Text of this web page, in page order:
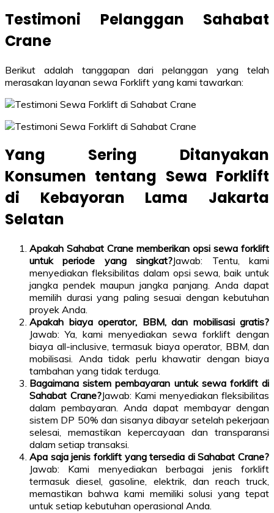
Testimoni Pelanggan Sahabat
Crane
Berikut adalah tanggapan dari pelanggan yang telah
merasakan layanan sewa Forklift yang kami tawarkan:
Yang Sering Ditanyakan
Konsumen tentang Sewa Forklift
di Kebayoran Lama Jakarta
Selatan
Apakah Sahabat Crane memberikan opsi sewa forklift
untuk periode yang singkat?Jawab: Tentu, kami
menyediakan fleksibilitas dalam opsi sewa, baik untuk
jangka pendek maupun jangka panjang. Anda dapat
memilih durasi yang paling sesuai dengan kebutuhan
proyek Anda.
Apakah biaya operator, BBM, dan mobilisasi gratis?
Jawab: Ya, kami menyediakan sewa forklift dengan
biaya all-inclusive, termasuk biaya operator, BBM, dan
mobilisasi. Anda tidak perlu khawatir dengan biaya
tambahan yang tidak terduga.
Bagaimana sistem pembayaran untuk sewa forklift di
Sahabat Crane?Jawab: Kami menyediakan fleksibilitas
dalam pembayaran. Anda dapat membayar dengan
sistem DP 50% dan sisanya dibayar setelah pekerjaan
selesai, memastikan kepercayaan dan transparansi
dalam setiap transaksi.
Apa saja jenis forklift yang tersedia di Sahabat Crane?
Jawab: Kami menyediakan berbagai jenis forklift
termasuk diesel, gasoline, elektrik, dan reach truck,
memastikan bahwa kami memiliki solusi yang tepat
untuk setiap kebutuhan operasional Anda.